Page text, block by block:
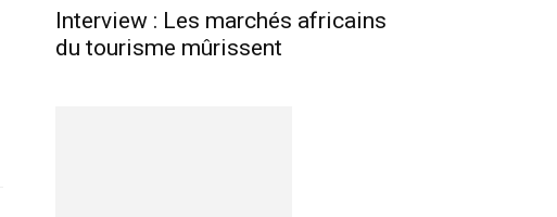
Interview : Les marchés africains
du tourisme mûrissent